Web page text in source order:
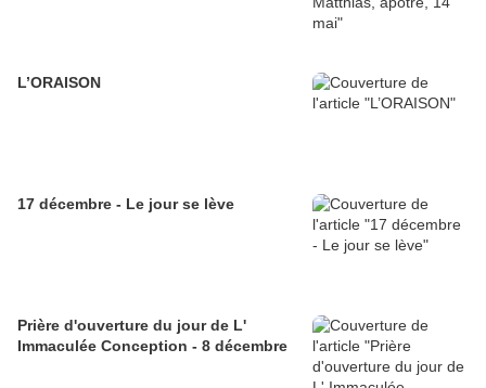
L’ORAISON
17 décembre - Le jour se lève
Prière d'ouverture du jour de L'
Immaculée Conception - 8 décembre